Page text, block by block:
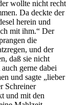
wollte nicht recht
Da deckte der
herein und
mit ihm.“ Der
die
und der
daß sie nicht
gerne dabei
und sagte „lieber
Schreiner
und mit den